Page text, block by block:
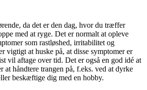
da det er den dag, hvor du træffer
med at ryge. Det er normalt at opleve
som rastløshed, irritabilitet og
vigtigt at huske på, at disse symptomer er
vil aftage over tid. Det er også en god idé at
at håndtere trangen på, f.eks. ved at dyrke
beskæftige dig med en hobby.